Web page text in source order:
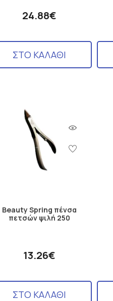
24.88€
ΣΤΟ ΚΑΛΑΘΙ
Beauty Spring πένσα
πετσών ψιλή 250
13.26€
ΣΤΟ ΚΑΛΑΘΙ